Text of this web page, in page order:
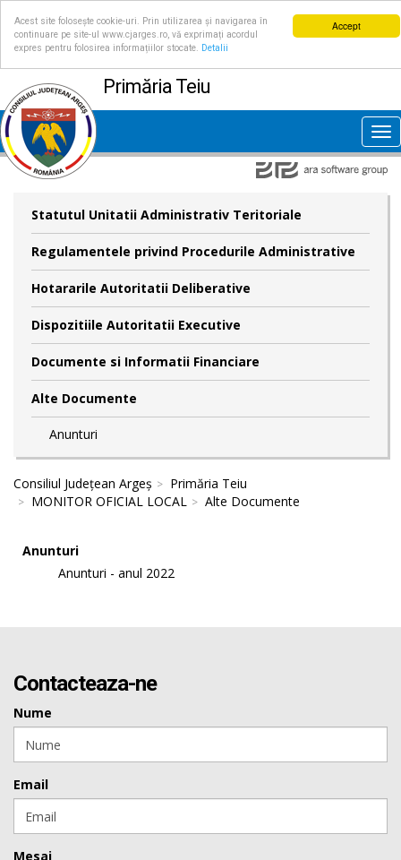
Accept
Acest site folosește cookie-uri. Prin utilizarea și navigarea în
continuare pe site-ul www.cjarges.ro, vă exprimați acordul
expres pentru folosirea informațiilor stocate.
Detalii
Primăria Teiu
Statutul Unitatii Administrativ Teritoriale
Regulamentele privind Procedurile Administrative
Hotararile Autoritatii Deliberative
Dispozitiile Autoritatii Executive
Documente si Informatii Financiare
Alte Documente
Anunturi
Consiliul Județean Argeș
Primăria Teiu
MONITOR OFICIAL LOCAL
Alte Documente
Anunturi
Anunturi - anul 2022
Contacteaza-ne
Nume
Email
Mesaj